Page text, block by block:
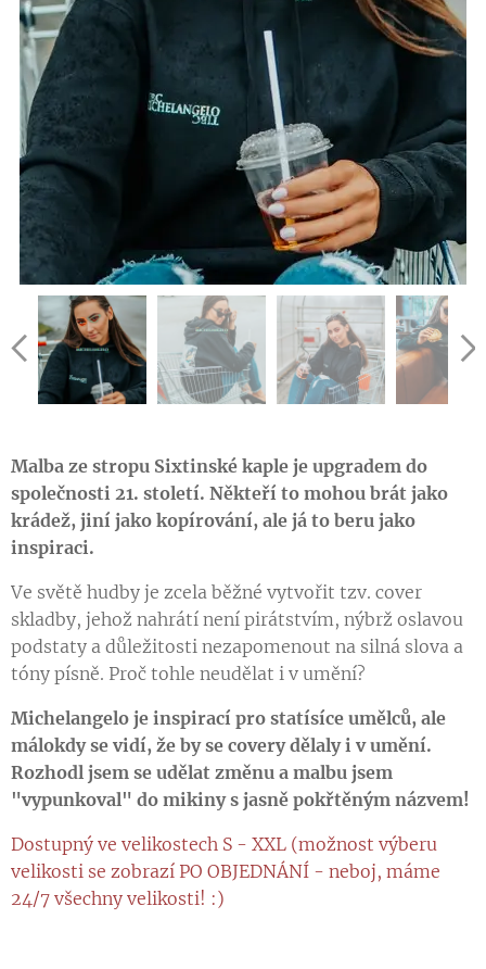
Malba ze stropu Sixtinské kaple je upgradem do
společnosti 21. století. Někteří to mohou brát jako
krádež, jiní jako kopírování, ale já to beru jako
inspiraci.
Ve světě hudby je zcela běžné vytvořit tzv. cover
skladby, jehož nahrátí není pirátstvím, nýbrž oslavou
podstaty a důležitosti nezapomenout na silná slova a
tóny písně. Proč tohle neudělat i v umění?
Michelangelo je inspirací pro statísíce umělců, ale
málokdy se vidí, že by se covery dělaly i v umění.
Rozhodl jsem se udělat změnu a malbu jsem
"vypunkoval" do mikiny s jasně pokřtěným názvem!
Dostupný ve velikostech S - XXL (možnost výberu
velikosti se zobrazí PO OBJEDNÁNÍ - neboj, máme
24/7 všechny velikosti! :)